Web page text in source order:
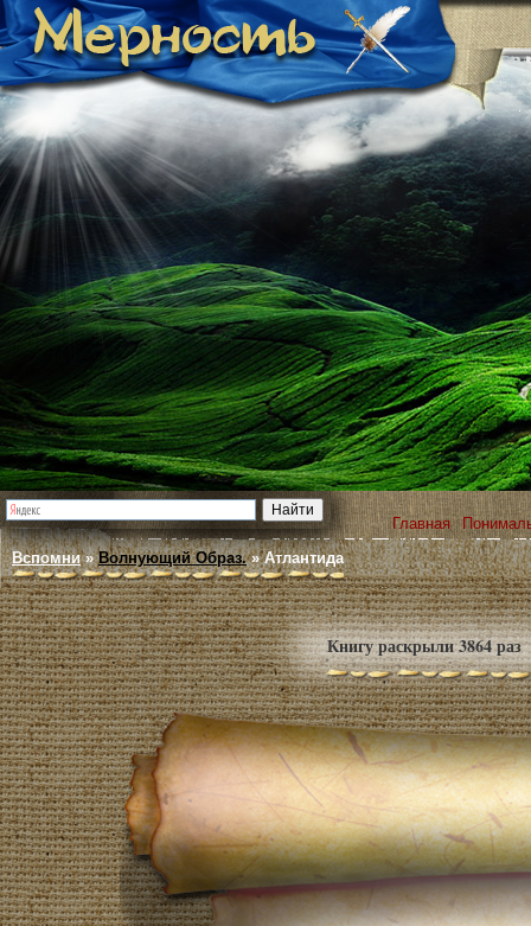
Главная
Вспомни»Волнующий Образ.»Атлантида
Книгу раскрыли 3864 раз